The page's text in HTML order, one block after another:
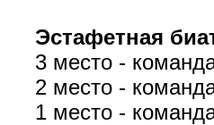
Эстафетная
3 место -
2 место -
1 место -